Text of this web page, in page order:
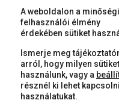
© 2026 Győr Megyei
A weboldalon a minőségi
felhasználói élmény
érdekében sütiket
Ismerje meg
arról, hogy milyen sütiket
használunk, vagy a
résznél ki lehet
használatukat.